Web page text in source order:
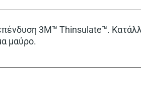
3M™ Thinsulate™.
μαύρο.